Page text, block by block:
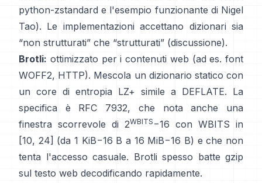
python-zstandard e l'esempio funzionante di Nigel
Tao). Le implementazioni accettano dizionari sia
“non strutturati” che “strutturati” (discussione).
Brotli: ottimizzato per i contenuti web (ad es. font
WOFF2, HTTP). Mescola un dizionario statico con
un core di entropia LZ+ simile a DEFLATE. La
specifica è
RFC 7932, che nota anche una
finestra scorrevole di 2WBITS −16 con WBITS in
[10, 24] (da 1 KiB−16 B a 16 MiB−16 B) e che non
tenta l'accesso casuale. Brotli spesso batte gzip
sul testo web decodificando rapidamente.